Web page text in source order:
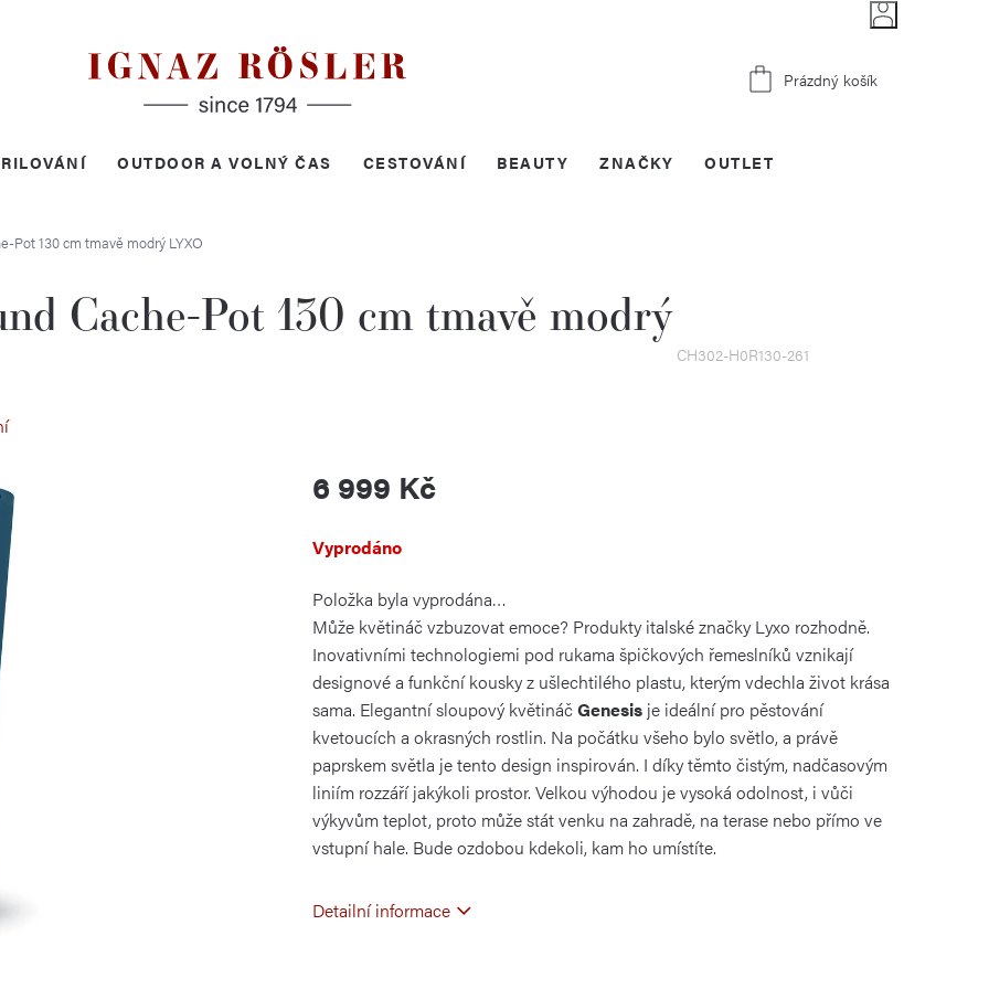
Nákupní
Prázdný košík
OUTDOOR A VOLNÝ ČAS CESTOVÁNÍ BEAUTY OUTLET
ZNAČKY
Pot 130 cm tmavě modrý LYXO
Cache-Pot 130 cm tmavě modrý
CH302-H0R130-261
6 999 Kč
cena:
Vyprodáno
Položka byla vyprodána…
Může květináč vzbuzovat emoce? Produkty italské značky Lyxo rozhodně.
Inovativními technologiemi pod rukama špičkových řemeslníků vznikají
designové a funkční kousky z ušlechtilého plastu, kterým vdechla život krása
sama. Elegantní sloupový květináčGenesis je ideální pro pěstování
kvetoucích a okrasných rostlin. Na počátku všeho bylo světlo, a právě
paprskem světla je tento design inspirován. I díky těmto čistým, nadčasovým
liniím rozzáří jakýkoli prostor. Velkou výhodou je vysoká odolnost, i vůči
výkyvům teplot, proto může stát venku na zahradě, na terase nebo přímo ve
vstupní hale. Bude ozdobou kdekoli, kam ho umístíte.
Detailní informace